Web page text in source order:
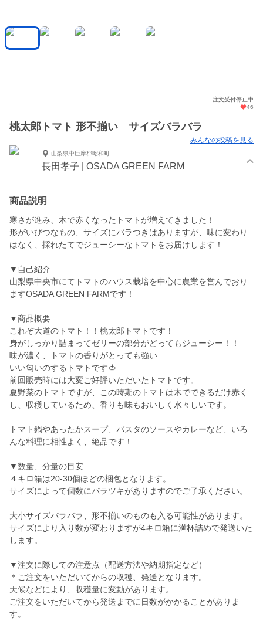
注文受付停止中
46
桃太郎トマト 形不揃い サイズバラバラ
みんなの投稿を見る
山梨県中巨摩郡昭和町
長田孝子 | OSADA GREEN FARM
商品説明
寒さが進み、木で赤くなったトマトが増えてきました！
形がいびつなもの、サイズにバラつきはありますが、味に変わり
はなく、採れたてでジューシーなトマトをお届けします！
▼自己紹介
山梨県中央市にてトマトのハウス栽培を中心に農業を営んでおり
ますOSADA GREEN FARMです！
▼商品概要
これぞ大道のトマト！！桃太郎トマトです！
身がしっかり詰まってゼリーの部分がどってもジューシー！！
味が濃く、トマトの香りがとっても強い
いい匂いのするトマトです🍅
前回販売時には大変ご好評いただいたトマトです。
夏野菜のトマトですが、この時期のトマトは木でできるだけ赤く
し、収穫しているため、香りも味もおいしく水々しいです。
トマト鍋やあったかスープ、パスタのソースやカレーなど、いろ
んな料理に相性よく、絶品です！
▼数量、分量の目安
４キロ箱は20-30個ほどの梱包となります。
サイズによって個数にバラツキがありますのでご了承ください。
大小サイズバラバラ、形不揃いのものも入る可能性があります。
サイズにより入り数が変わりますが4キロ箱に満杯詰めで発送いた
します。
▼注文に際しての注意点（配送方法や納期指定など）
＊ご注文をいただいてからの収穫、発送となります。
天候などにより、収穫量に変動があります。
ご注文をいただいてから発送までに日数がかかることがありま
す。